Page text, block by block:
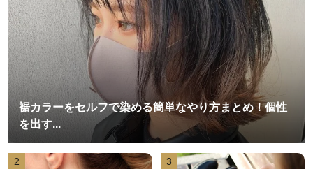
裾カラーをセルフで染める簡単なやり方まとめ！個性
を出す...
2 3